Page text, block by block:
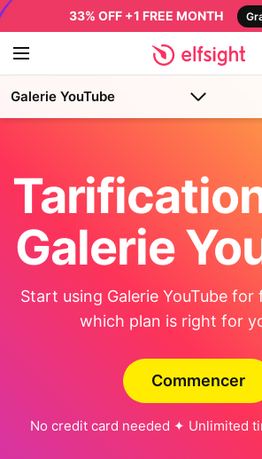
33% OFF +1 FREE MONTH
Galerie YouTube
Galerie
Start using Galerie YouTube for
which plan is right for
Commencer
No credit card needed ✦ Unlimited